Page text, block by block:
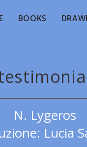
BOOKS
N. Lygeros
Lucia